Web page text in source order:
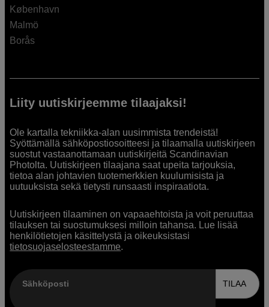
København
Malmö
Borås
Liity uutiskirjeemme tilaajaksi!
Ole kartalla tekniikka-alan uusimmista trendeistä!
Syöttämällä sähköpostiosoitteesi ja tilaamalla uutiskirjeen
suostut vastaanottamaan uutiskirjeitä Scandinavian
Photolta. Uutiskirjeen tilaajana saat upeita tarjouksia,
tietoa alan johtavien tuotemerkkien kuulumisista ja
uutuuksista sekä tietysti runsaasti inspiraatiota.
Uutiskirjeen tilaaminen on vapaaehtoista ja voit peruuttaa
tilauksen tai suostumuksesi milloin tahansa. Lue lisää
henkilötietojen käsittelystä ja oikeuksistasi
tietosuojaselosteestamme.
Sähköposti TILAA